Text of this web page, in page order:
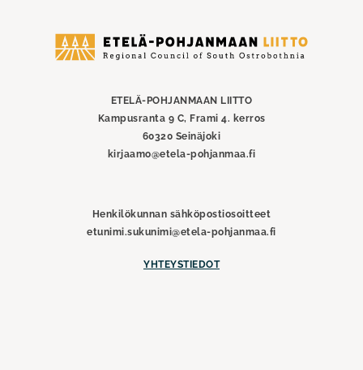
Etelä-
ETELÄ-POHJANMAAN LIITTO
Kampusranta 9 C, Frami 4. kerros
60320 Seinäjoki
kirjaamo@etela-pohjanmaa.fi
Henkilökunnan sähköpostiosoitteet
etunimi.sukunimi@etela-pohjanmaa.fi
YHTEYSTIEDOT